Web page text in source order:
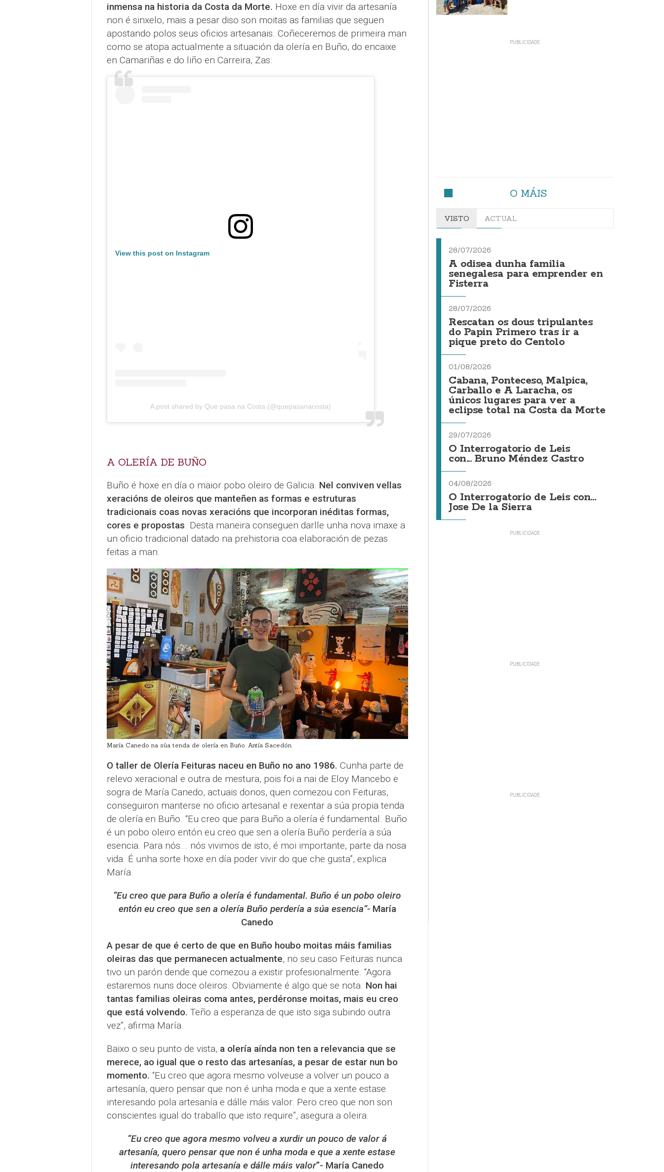
inmensa na historia da Costa da Morte. Hoxe en día vivir da artesanía
non é sinxelo, mais a pesar diso son moitas as familias que seguen
apostando polos seus oficios artesanais. Coñeceremos de primeira man
como se atopa actualmente a situación da olería en Buño, do encaixe
en Camariñas e do liño en Carreira, Zas.
View this post on Instagram
A post shared by Que pasa na Costa (@quepasanacosta)
A OLERÍA DE BUÑO
Buño é hoxe en día o maior pobo oleiro de Galicia. Nel conviven vellas
xeracións de oleiros que manteñen as formas e estruturas
tradicionais coas novas xeracións que incorporan inéditas formas,
cores e propostas. Desta maneira conseguen darlle unha nova imaxe a
un oficio tradicional datado na prehistoria coa elaboración de pezas
feitas a man.
María Canedo na súa tenda de olería en Buño. Antía Sacedón.
O taller de Olería Feituras naceu en Buño no ano 1986. Cunha parte de
relevo xeracional e outra de mestura, pois foi a nai de Eloy Mancebo e
sogra de María Canedo, actuais donos, quen comezou con Feituras,
conseguiron manterse no oficio artesanal e rexentar a súa propia tenda
de olería en Buño. “Eu creo que para Buño a olería é fundamental. Buño
é un pobo oleiro entón eu creo que sen a olería Buño perdería a súa
esencia. Para nós... nós vivimos de isto, é moi importante, parte da nosa
vida. É unha sorte hoxe en día poder vivir do que che gusta”, explica
María.
“Eu creo que para Buño a olería é fundamental. Buño é un pobo oleiro
entón eu creo que sen a olería Buño perdería a súa esencia”- María
Canedo
A pesar de que é certo de que en Buño houbo moitas máis familias
oleiras das que permanecen actualmente, no seu caso Feituras nunca
tivo un parón dende que comezou a existir profesionalmente. “Agora
estaremos nuns doce oleiros. Obviamente é algo que se nota. Non hai
tantas familias oleiras coma antes, perdéronse moitas, mais eu creo
que está volvendo. Teño a esperanza de que isto siga subindo outra
vez”, afirma María.
Baixo o seu punto de vista, a olería aínda non ten a relevancia que se
merece, ao igual que o resto das artesanías, a pesar de estar nun bo
momento. “Eu creo que agora mesmo volveuse a volver un pouco a
artesanía, quero pensar que non é unha moda e que a xente estase
interesando pola artesanía e dálle máis valor. Pero creo que non son
conscientes igual do traballo que isto require”, asegura a oleira.
“Eu creo que agora mesmo volveu a xurdir un pouco de valor á
artesanía, quero pensar que non é unha moda e que a xente estase
interesando pola artesanía e dálle máis valor”- María Canedo
O MÁIS
VISTO ACTUAL
28/07/2026
A odisea dunha familia
senegalesa para emprender en
Fisterra
28/07/2026
Rescatan os dous tripulantes
do Papin Primero tras ir a
pique preto do Centolo
01/08/2026
Cabana, Ponteceso, Malpica,
Carballo e A Laracha, os
únicos lugares para ver a
eclipse total na Costa da Morte
29/07/2026
O Interrogatorio de Leis
con... Bruno Méndez Castro
04/08/2026
O Interrogatorio de Leis con...
Jose De la Sierra